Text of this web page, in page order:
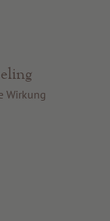
Wirkung